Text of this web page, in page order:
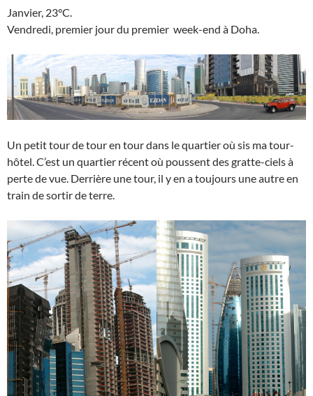
Janvier, 23°C.
Vendredi, premier jour du premier week-end à Doha.
Un petit tour de tour en tour dans le quartier où sis ma tour-
hôtel. C’est un quartier récent où poussent des gratte-ciels à
perte de vue. Derrière une tour, il y en a toujours une autre en
train de sortir de terre.